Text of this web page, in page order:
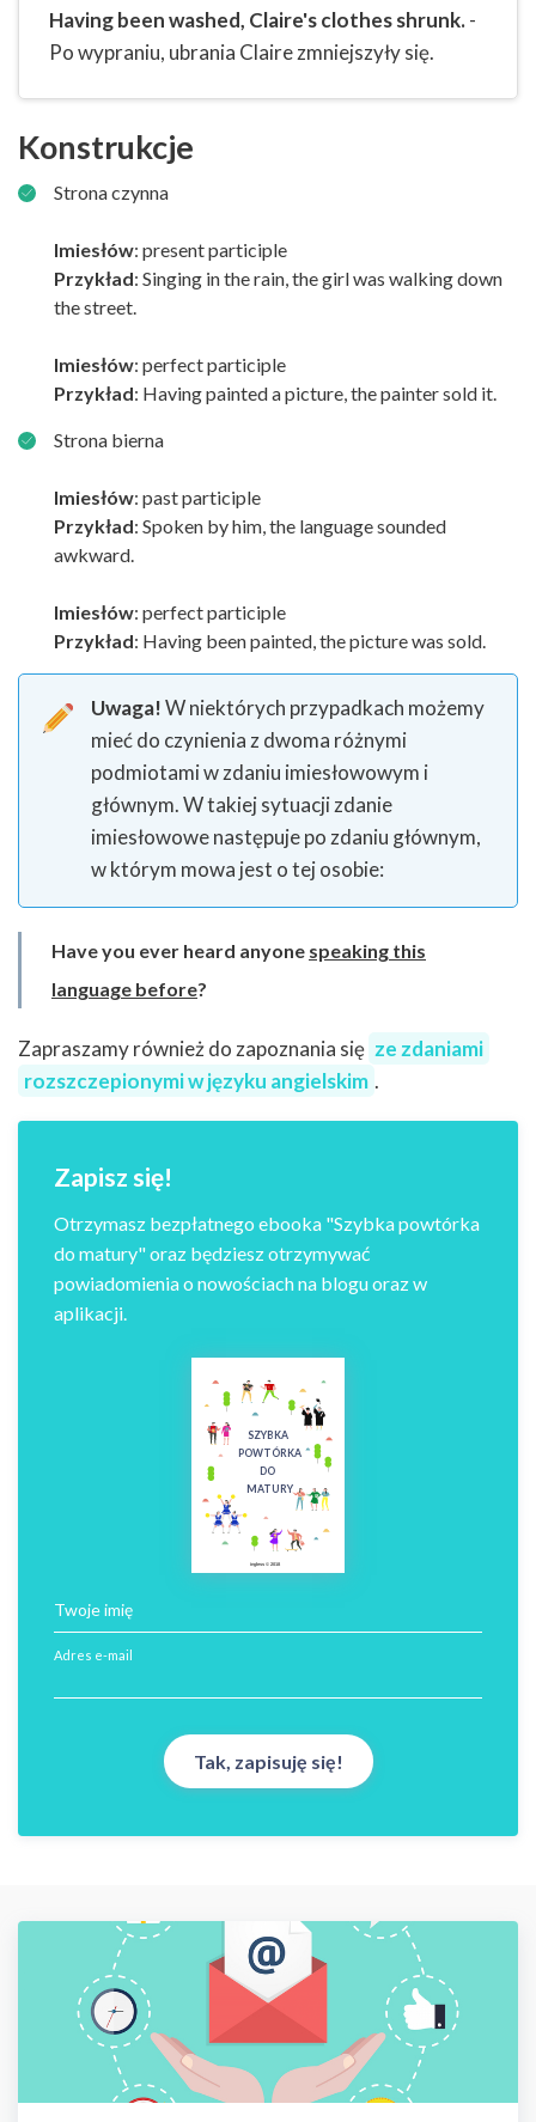
Having been washed, Claire's clothes shrunk.-
Po wypraniu, ubrania Claire zmniejszyły się.
Konstrukcje
Strona czynna
Imiesłów: present participle
Przykład: Singing in the rain, the girl was walking down
the street.
Imiesłów: perfect participle
Przykład: Having painted a picture, the painter sold it.
Strona bierna
Imiesłów: past participle
Przykład: Spoken by him, the language sounded
awkward.
Imiesłów: perfect participle
Przykład: Having been painted, the picture was sold.
Uwaga!W niektórych przypadkach możemy
mieć do czynienia z dwoma różnymi
podmiotami w zdaniu imiesłowowym i
głównym. W takiej sytuacji zdanie
imiesłowowe następuje po zdaniu głównym,
w którym mowa jest o tej osobie:
Have you ever heard anyone speaking this
language before?
Zapraszamy również do zapoznania się ze zdaniami
rozszczepionymi w języku angielskim .
Zapisz się!
Otrzymasz bezpłatnego ebooka "Szybka powtórka
do matury" oraz będziesz otrzymywać
powiadomienia o nowościach na blogu oraz w
aplikacji.
SZYBKA
POWTÓRKA
DO
MATURY
ingless © 2018
Twoje imię
Adres e-mail